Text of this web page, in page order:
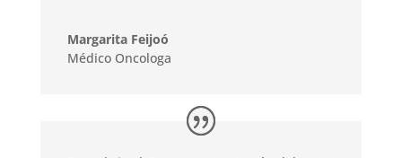
Margarita Feijoó
Médico Oncologa